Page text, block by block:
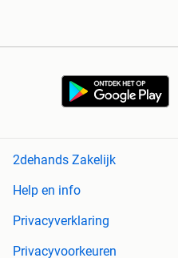
2dehands Zakelijk
Help en info
Privacyverklaring
Privacyvoorkeuren